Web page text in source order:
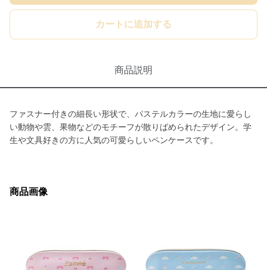
カートに追加する
商品説明
ファスナー付きの細長い形状で、パステルカラーの生地に愛らし
い動物や雲、果物などのモチーフが散りばめられたデザイン。学
生や文具好きの方に人気の可愛らしいペンケースです。
商品画像